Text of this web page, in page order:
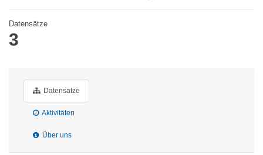
Datensätze
3
Datensätze
Aktivitäten
Über uns